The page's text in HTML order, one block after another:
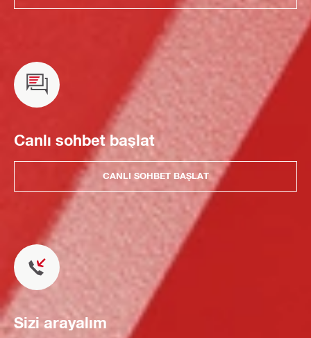
Canlı sohbet başlat
CANLI SOHBET BAŞLAT
Sizi arayalım